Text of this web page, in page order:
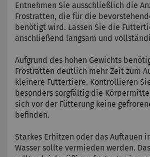
Entnehmen Sie ausschließlich die
Frostratten, die für die
benötigt wird. Lassen Sie die
anschließend langsam und
Aufgrund des hohen Gewichts
Frostratten deutlich mehr Zeit zum
kleinere Futtertiere. Kontrollieren
besonders sorgfältig die
sich vor der Fütterung keine
befinden.
Starkes Erhitzen oder das Auftauen
Wasser sollte vermieden werden.